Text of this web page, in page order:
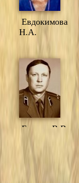
Евдокимова
Н.А.
Елькин В.В.